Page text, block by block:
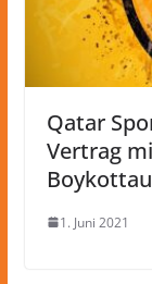
Qatar
Vertrag
1. Juni 2021